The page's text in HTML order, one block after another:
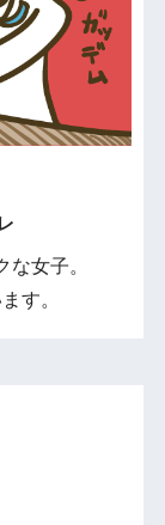
女子。
す。